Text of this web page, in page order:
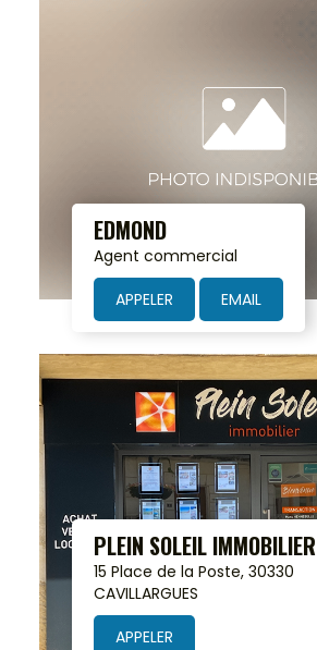
EDMOND
Agent commercial
APPELER
EMAIL
PLEIN SOLEIL IMMOBILIER
15 Place de la Poste, 30330
CAVILLARGUES
APPELER